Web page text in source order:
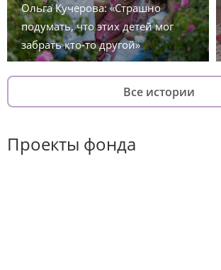
Ольга Кучерова: «Страшно
подумать, что этих детей мог
забрать кто-то другой»
Все истории
Проекты фонда